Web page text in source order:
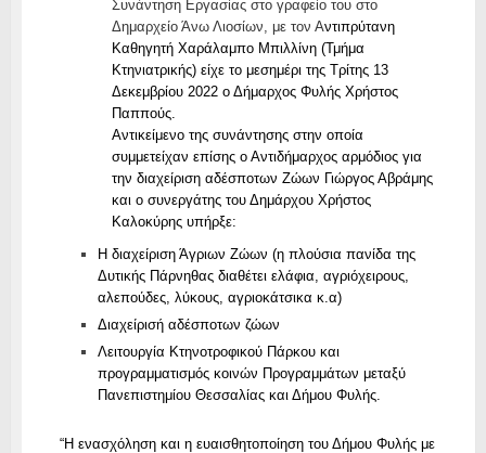
Συνάντηση Εργασίας στο γραφείο του στο
Δημαρχείο Άνω Λιοσίων, με τον Αντιπρύτανη
Καθηγητή Χαράλαμπο Μπιλλίνη (Τμήμα
Κτηνιατρικής) είχε το μεσημέρι της Τρίτης 13
Δεκεμβρίου 2022 ο Δήμαρχος Φυλής Χρήστος
Παππούς.
Αντικείμενο της συνάντησης στην οποία
συμμετείχαν επίσης ο Αντιδήμαρχος αρμόδιος για
την διαχείριση αδέσποτων Ζώων Γιώργος Αβράμης
και ο συνεργάτης του Δημάρχου Χρήστος
Καλοκύρης υπήρξε:
Η διαχείριση Άγριων Ζώων (η πλούσια πανίδα της
Δυτικής Πάρνηθας διαθέτει ελάφια, αγριόχειρους,
αλεπούδες, λύκους, αγριοκάτσικα κ.α)
Διαχείρισή αδέσποτων ζώων
Λειτουργία Κτηνοτροφικού Πάρκου και
προγραμματισμός κοινών Προγραμμάτων μεταξύ
Πανεπιστημίου Θεσσαλίας και Δήμου Φυλής.
“Η ενασχόληση και η ευαισθητοποίηση του Δήμου Φυλής με